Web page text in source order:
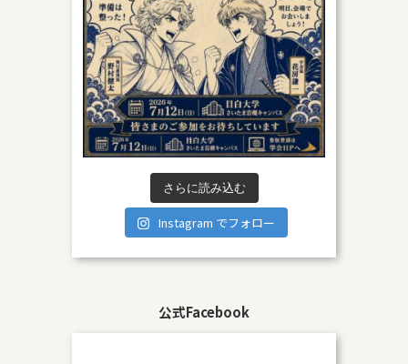
さらに読み込む
Instagram でフォロー
公式Facebook